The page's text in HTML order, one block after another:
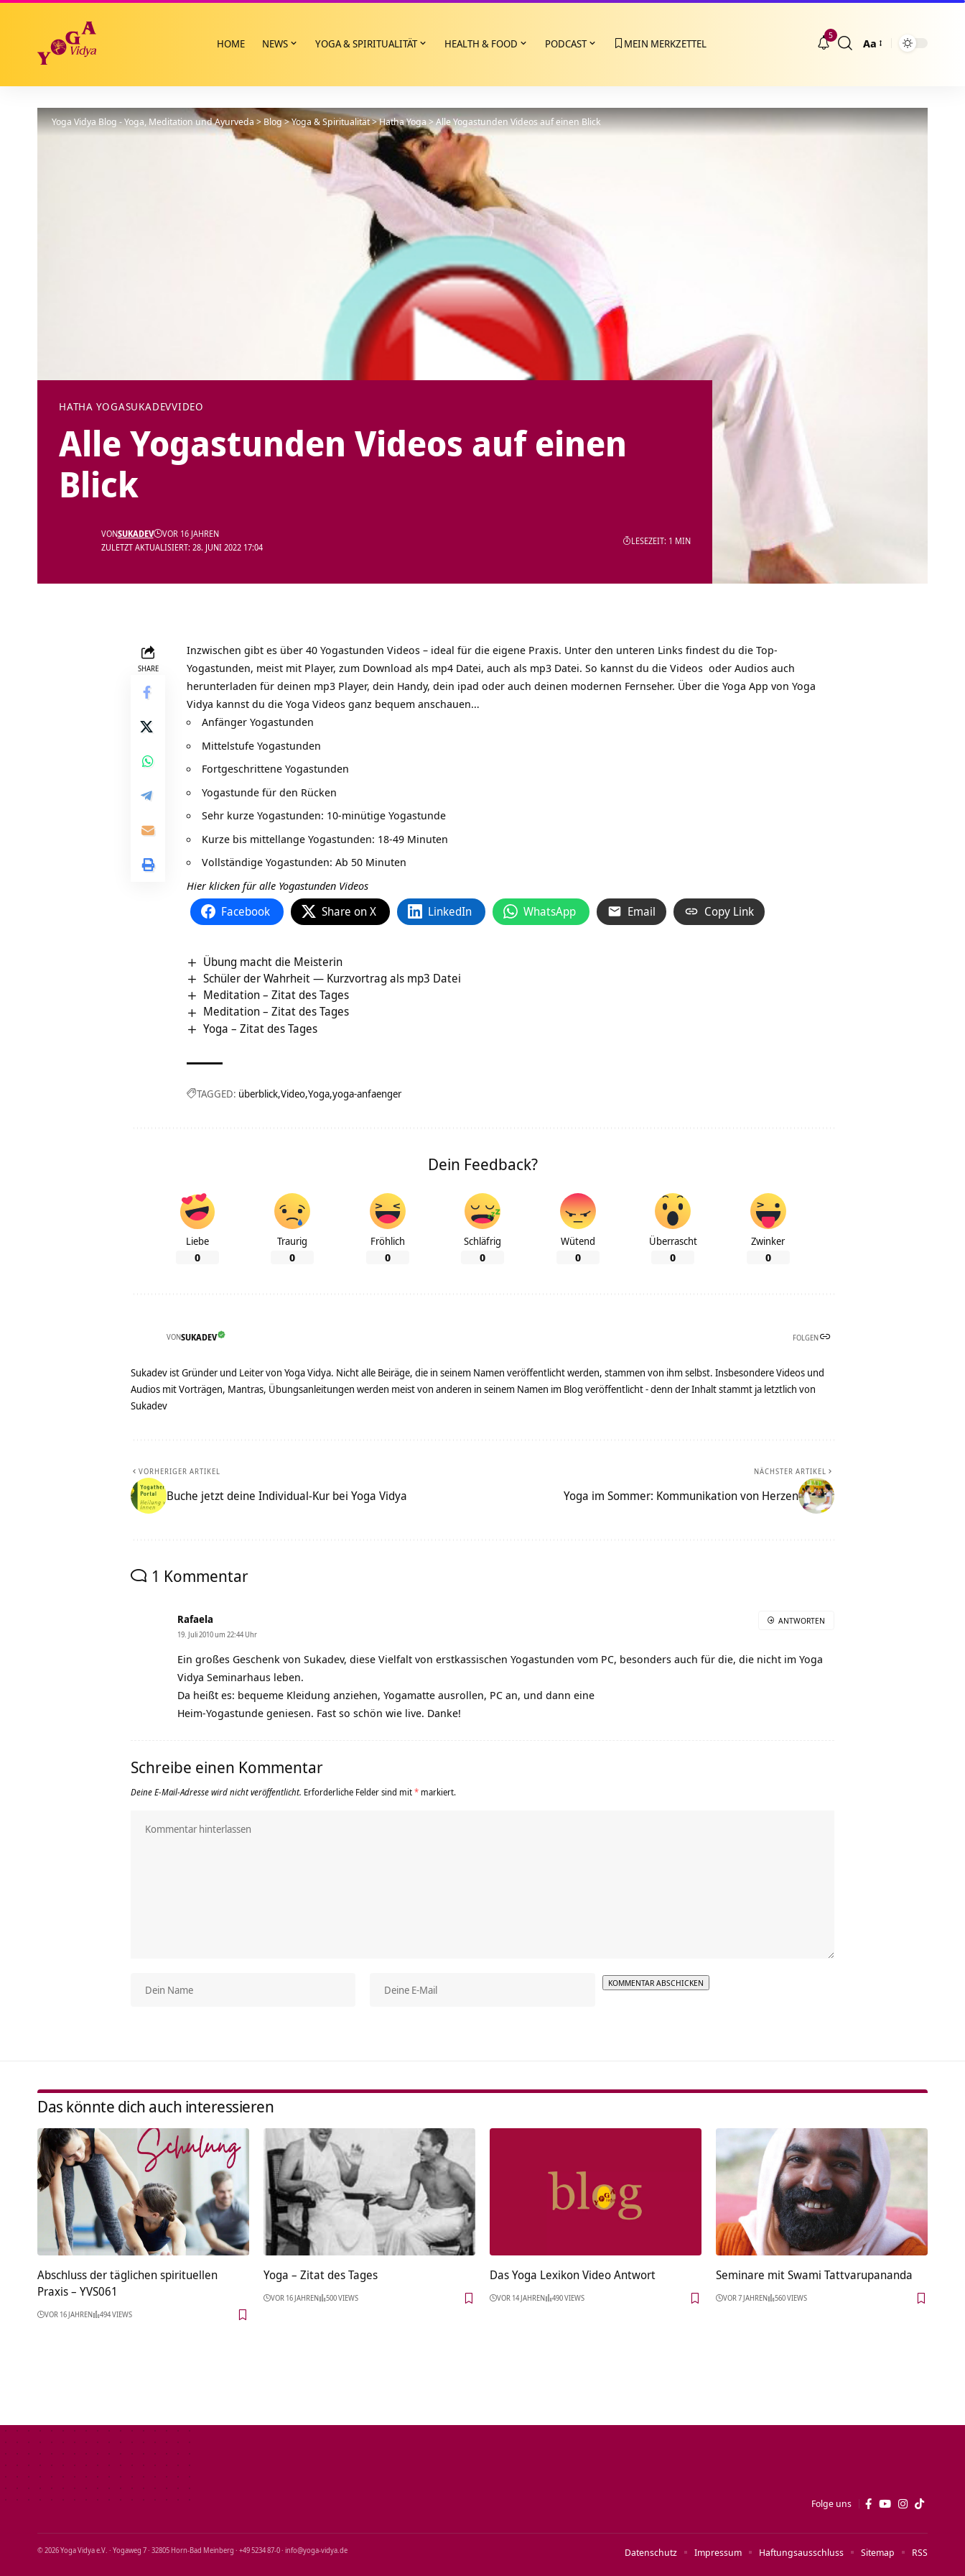
HOME NEWS YOGA & SPIRITUALITÄT HEALTH & FOOD PODCAST MEIN MERKZETTEL
5
Größenänderung
Aa
Yoga Vidya Blog - Yoga, Meditation und Ayurveda > Blog>Yoga & Spiritualität>Hatha Yoga>Alle Yogastunden Videos auf einen Blick
HATHA YOGASUKADEVVIDEO
Alle Yogastunden Videos auf einen
Blick
ZULETZT AKTUALISIERT: 28. JUNI 2022 17:04
VONSUKADEV VOR 16 JAHREN
LESEZEIT: 1 MIN
SHARE
Inzwischen gibt es über 40 Yogastunden Videos – ideal für die eigene Praxis. Unter den unteren Links findest du die Top-
Yogastunden, meist mit Player, zum Download als mp4 Datei, auch als mp3 Datei. So kannst du die Videos oder Audios auch
herunterladen für deinen mp3 Player, dein Handy, dein ipad oder auch deinen modernen Fernseher. Über die Yoga App von Yoga
Vidya kannst du die Yoga Videos ganz bequem anschauen…
Anfänger Yogastunden
Mittelstufe Yogastunden
Fortgeschrittene Yogastunden
Yogastunde für den Rücken
Sehr kurze Yogastunden: 10-minütige Yogastunde
Kurze bis mittellange Yogastunden: 18-49 Minuten
Vollständige Yogastunden: Ab 50 Minuten
Hier klicken für alle Yogastunden Videos
Facebook Share on X LinkedIn WhatsApp Email Copy Link
Übung macht die Meisterin
Schüler der Wahrheit — Kurzvortrag als mp3 Datei
Meditation – Zitat des Tages
Meditation – Zitat des Tages
Yoga – Zitat des Tages
TAGGED: überblick Video Yoga yoga-anfaenger
Dein Feedback?
Liebe
0
Traurig
0
Fröhlich
0
Schläfrig
0
Wütend
0
Überrascht
0
Zwinker
0
VONSUKADEV FOLGEN
Sukadev ist Gründer und Leiter von Yoga Vidya. Nicht alle Beiräge, die in seinem Namen veröffentlicht werden, stammen von ihm selbst. Insbesondere Videos und
Audios mit Vorträgen, Mantras, Übungsanleitungen werden meist von anderen in seinem Namen im Blog veröffentlicht - denn der Inhalt stammt ja letztlich von
Sukadev
VORHERIGER ARTIKEL
Buche jetzt deine Individual-Kur bei Yoga Vidya
NÄCHSTER ARTIKEL
Yoga im Sommer: Kommunikation von Herzen
1 Kommentar
Rafaela
19. Juli 2010 um 22:44 Uhr
Ein großes Geschenk von Sukadev, diese Vielfalt von erstkassischen Yogastunden vom PC, besonders auch für die, die nicht im Yoga
Vidya Seminarhaus leben.
Da heißt es: bequeme Kleidung anziehen, Yogamatte ausrollen, PC an, und dann eine
Heim-Yogastunde geniesen. Fast so schön wie live. Danke!
ANTWORTEN
Schreibe einen Kommentar
Deine E-Mail-Adresse wird nicht veröffentlicht. Erforderliche Felder sind mit* markiert.
Das könnte dich auch interessieren
Abschluss der täglichen spirituellen
Praxis – YVS061
VOR 16 JAHREN 494 VIEWS
Yoga – Zitat des Tages
VOR 16 JAHREN 500 VIEWS
Das Yoga Lexikon Video Antwort
VOR 14 JAHREN 490 VIEWS
Seminare mit Swami Tattvarupananda
VOR 7 JAHREN 560 VIEWS
Folge uns
© 2026 Yoga Vidya e.V. · Yogaweg 7 · 32805 Horn‑Bad Meinberg · +49 5234 87‑0 · info@yoga‑vidya.de Datenschutz Impressum Haftungsausschluss Sitemap RSS